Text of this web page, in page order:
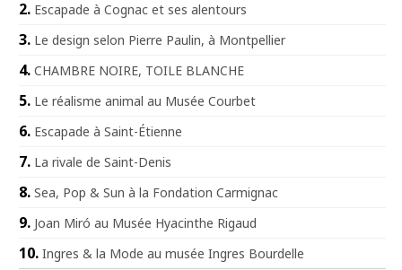
Escapade à Cognac et ses alentours
Le design selon Pierre Paulin, à Montpellier
CHAMBRE NOIRE, TOILE BLANCHE
Le réalisme animal au Musée Courbet
Escapade à Saint-Étienne
La rivale de Saint-Denis
Sea, Pop & Sun à la Fondation Carmignac
Joan Miró au Musée Hyacinthe Rigaud
Ingres & la Mode au musée Ingres Bourdelle